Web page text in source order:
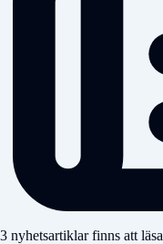
3 nyhetsartiklar finns att läsa